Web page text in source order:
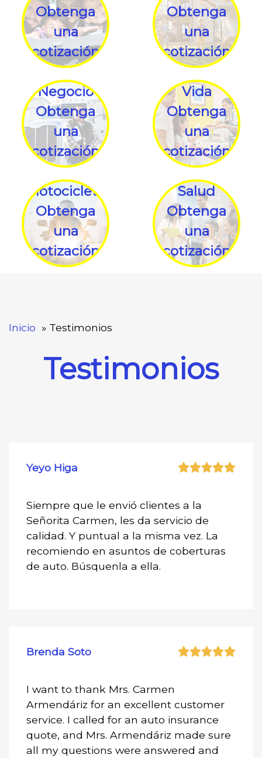
Obtenga
una
cotización
Obtenga
una
cotización
Negocio
Obtenga
una
cotización
Vida
Obtenga
una
cotización
Motocicleta
Obtenga
una
cotización
Salud
Obtenga
una
cotización
Inicio Testimonios
Testimonios
Yeyo Higa
Siempre que le envió clientes a la
Señorita Carmen, les da servicio de
calidad. Y puntual a la misma vez. La
recomiendo en asuntos de coberturas
de auto. Búsquenla a ella.
Brenda Soto
I want to thank Mrs. Carmen
Armendáriz for an excellent customer
service. I called for an auto insurance
quote, and Mrs. Armendáriz made sure
all my questions were answered and